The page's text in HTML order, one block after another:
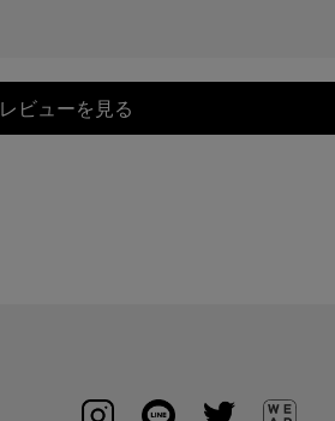
レビューを見る